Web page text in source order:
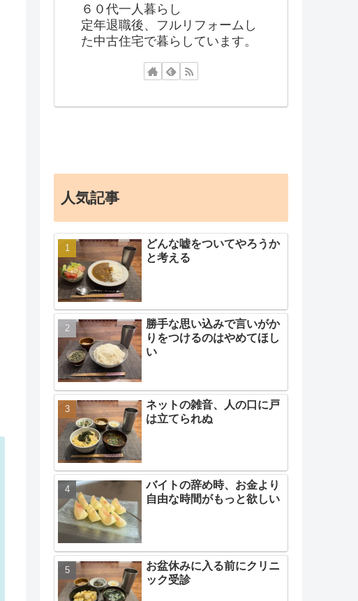
６０代一人暮らし
定年退職後、フルリフォームし
た中古住宅で暮らしています。
人気記事
どんな嘘をついてやろうか
と考える
勝手な思い込みで言いがか
りをつけるのはやめてほし
い
ネットの雑音、人の口に戸
は立てられぬ
バイトの辞め時、お金より
自由な時間がもっと欲しい
お盆休みに入る前にクリニ
ック受診